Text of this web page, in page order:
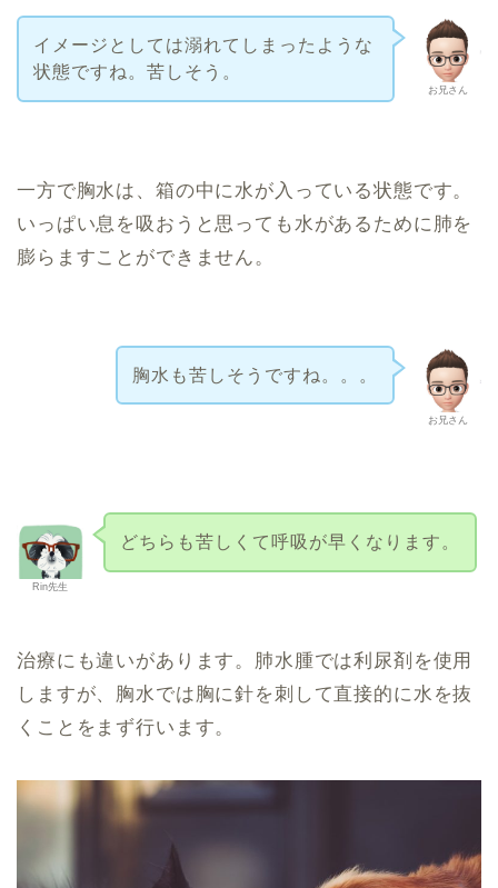
お兄さん
イメージとしては溺れてしまったような
状態ですね。苦しそう。
一方で胸水は、箱の中に水が入っている状態です。
いっぱい息を吸おうと思っても水があるために肺を
膨らますことができません。
お兄さん
胸水も苦しそうですね。。。
Rin先生
どちらも苦しくて呼吸が早くなります。
治療にも違いがあります。肺水腫では利尿剤を使用
しますが、胸水では胸に針を刺して直接的に水を抜
くことをまず行います。